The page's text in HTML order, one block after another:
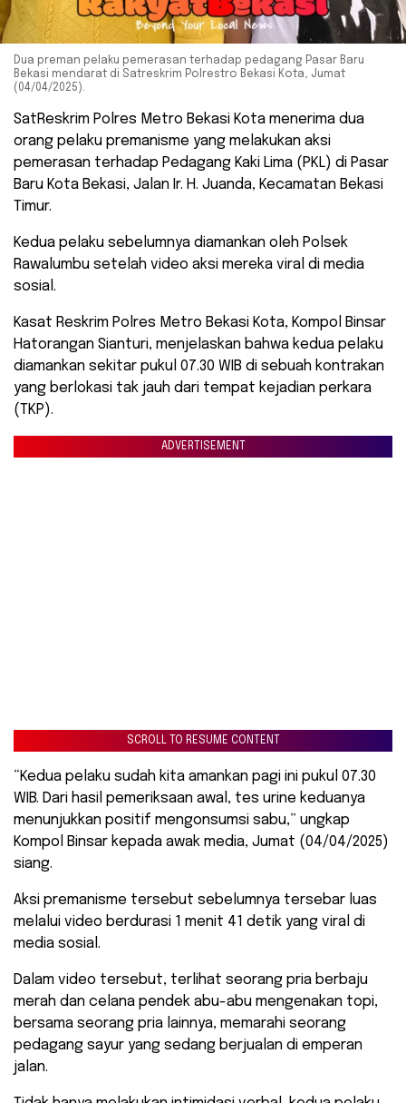
Dua preman pelaku pemerasan terhadap pedagang Pasar Baru
Bekasi mendarat di Satreskrim Polrestro Bekasi Kota, Jumat
(04/04/2025).
SatReskrim Polres Metro Bekasi Kota menerima dua
orang pelaku premanisme yang melakukan aksi
pemerasan terhadap Pedagang Kaki Lima (PKL) di Pasar
Baru Kota Bekasi, Jalan Ir. H. Juanda, Kecamatan Bekasi
Timur.
Kedua pelaku sebelumnya diamankan oleh Polsek
Rawalumbu setelah video aksi mereka viral di media
sosial.
Kasat Reskrim Polres Metro Bekasi Kota, Kompol Binsar
Hatorangan Sianturi, menjelaskan bahwa kedua pelaku
diamankan sekitar pukul 07.30 WIB di sebuah kontrakan
yang berlokasi tak jauh dari tempat kejadian perkara
(TKP).
ADVERTISEMENT
SCROLL TO RESUME CONTENT
“Kedua pelaku sudah kita amankan pagi ini pukul 07.30
WIB. Dari hasil pemeriksaan awal, tes urine keduanya
menunjukkan positif mengonsumsi sabu,” ungkap
Kompol Binsar kepada awak media, Jumat (04/04/2025)
siang.
Aksi premanisme tersebut sebelumnya tersebar luas
melalui video berdurasi 1 menit 41 detik yang viral di
media sosial.
Dalam video tersebut, terlihat seorang pria berbaju
merah dan celana pendek abu-abu mengenakan topi,
bersama seorang pria lainnya, memarahi seorang
pedagang sayur yang sedang berjualan di emperan
jalan.